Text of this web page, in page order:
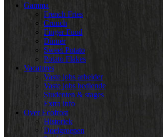
Gamma
French Fries
Crunch
Finger Food
Dinner
Sweet Potato
Potato Flakes
Vacatures
Vaste jobs arbeider
Vaste jobs bediende
Studenten & stages
Extra info
Over Ecofrost
Historiek
Doelgroepen